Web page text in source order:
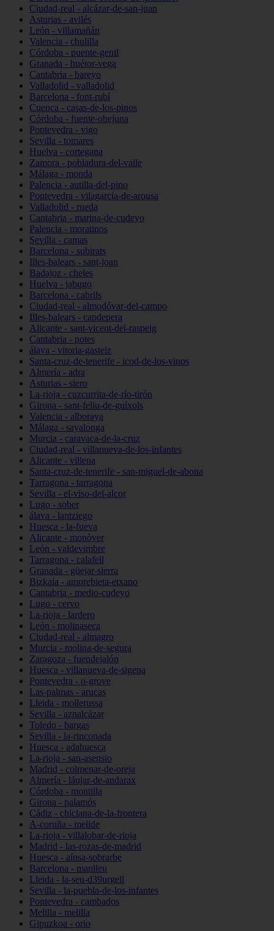
Ciudad-real - alcázar-de-san-juan
Asturias - avilés
León - villamañán
Valencia - chulilla
Córdoba - puente-genil
Granada - huétor-vega
Cantabria - bareyo
Valladolid - valladolid
Barcelona - font-rubí
Cuenca - casas-de-los-pinos
Córdoba - fuente-obejuna
Pontevedra - vigo
Sevilla - tomares
Huelva - cortegana
Zamora - pobladura-del-valle
Málaga - monda
Palencia - autilla-del-pino
Pontevedra - vilagarcía-de-arousa
Valladolid - rueda
Cantabria - marina-de-cudeyo
Palencia - moratinos
Sevilla - camas
Barcelona - subirats
Illes-balears - sant-joan
Badajoz - cheles
Huelva - jabugo
Barcelona - cabrils
Ciudad-real - almodóvar-del-campo
Illes-balears - capdepera
Alicante - sant-vicent-del-raspeig
Cantabria - potes
álava - vitoria-gasteiz
Santa-cruz-de-tenerife - icod-de-los-vinos
Almería - adra
Asturias - siero
La-rioja - cuzcurrita-de-río-tirón
Girona - sant-feliu-de-guíxols
Valencia - alboraya
Málaga - sayalonga
Murcia - caravaca-de-la-cruz
Ciudad-real - villanueva-de-los-infantes
Alicante - villena
Santa-cruz-de-tenerife - san-miguel-de-abona
Tarragona - tarragona
Sevilla - el-viso-del-alcor
Lugo - sober
álava - lantziego
Huesca - la-fueva
Alicante - monòver
León - valdevimbre
Tarragona - calafell
Granada - güejar-sierra
Bizkaia - amorebieta-etxano
Cantabria - medio-cudeyo
Lugo - cervo
La-rioja - lardero
León - molinaseca
Ciudad-real - almagro
Murcia - molina-de-segura
Zaragoza - fuendejalón
Huesca - villanueva-de-sigena
Pontevedra - o-grove
Las-palmas - arucas
Lleida - mollerussa
Sevilla - aznalcázar
Toledo - bargas
Sevilla - la-rinconada
Huesca - adahuesca
La-rioja - san-asensio
Madrid - colmenar-de-oreja
Almería - láujar-de-andarax
Córdoba - montilla
Girona - palamós
Cádiz - chiclana-de-la-frontera
A-coruña - melide
La-rioja - villalobar-de-rioja
Madrid - las-rozas-de-madrid
Huesca - aínsa-sobrarbe
Barcelona - manlleu
Lleida - la-seu-d39urgell
Sevilla - la-puebla-de-los-infantes
Pontevedra - cambados
Melilla - melilla
Gipuzkoa - orio